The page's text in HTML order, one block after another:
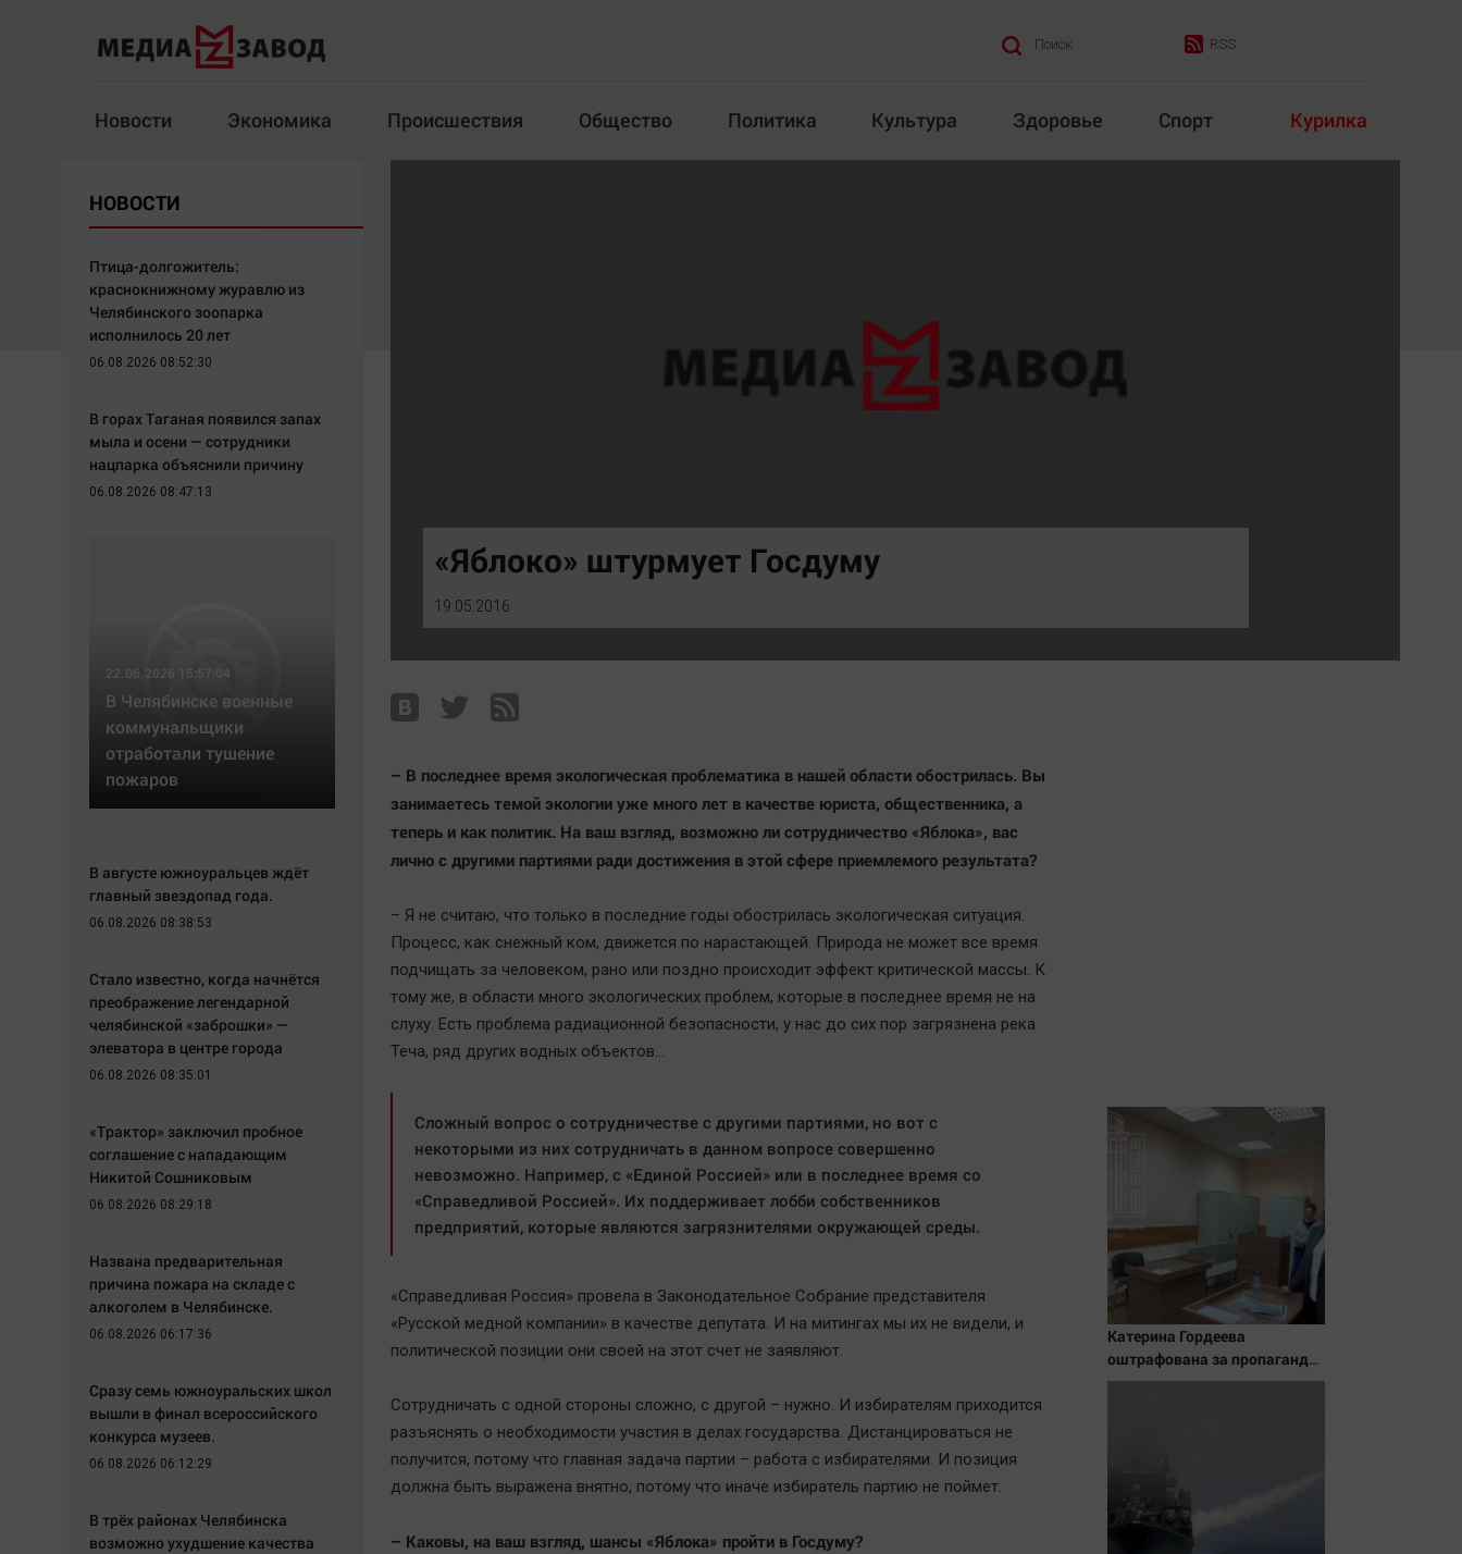
Поиск RSS
Новости Экономика Происшествия Общество Политика Культура Здоровье Спорт Курилка
Здоровье
Архив
Общество
Политика
Экономика
Технологии
Отраслевые темы
Медиаграмотность
Челябинск космический
Другие рубрики
English version
Online-консультация
Вкусное
Гороскоп
ЖКХ
Интервью
Отдых
Светская жизнь
Тенденции
«Яблоко» штурмует Госдуму
19.05.2016
– В последнее время экологическая проблематика в нашей области обострилась. Вы
занимаетесь темой экологии уже много лет в качестве юриста, общественника, а
теперь и как политик. На ваш взгляд, возможно ли сотрудничество «Яблока», вас
лично с другими партиями ради достижения в этой сфере приемлемого результата?
– Я не считаю, что только в последние годы обострилась экологическая ситуация.
Процесс, как снежный ком, движется по нарастающей. Природа не может все время
подчищать за человеком, рано или поздно происходит эффект критической массы. К
тому же, в области много экологических проблем, которые в последнее время не на
слуху. Есть проблема радиационной безопасности, у нас до сих пор загрязнена река
Теча, ряд других водных объектов…
Сложный вопрос о сотрудничестве с другими партиями, но вот с
некоторыми из них сотрудничать в данном вопросе совершенно
невозможно. Например, с «Единой Россией» или в последнее время со
«Справедливой Россией». Их поддерживает лобби собственников
предприятий, которые являются загрязнителями окружающей среды.
«Справедливая Россия» провела в Законодательное Собрание представителя
«Русской медной компании» в качестве депутата. И на митингах мы их не видели, и
политической позиции они своей на этот счет не заявляют.
Сотрудничать с одной стороны сложно, с другой – нужно. И избирателям приходится
разъяснять о необходимости участия в делах государства. Дистанцироваться не
получится, потому что главная задача партии – работа с избирателями. И позиция
должна быть выражена внятно, потому что иначе избиратель партию не поймет.
– Каковы, на ваш взгляд, шансы «Яблока» пройти в Госдуму?
Катерина Гордеева
оштрафована за пропаганду
ЛГБТ в интернете - Новости
НОВОСТИ
Птица-долгожитель:
краснокнижному журавлю из
Челябинского зоопарка
исполнилось 20 лет
06.08.2026 08:52:30
В горах Таганая появился запах
мыла и осени — сотрудники
нацпарка объяснили причину
06.08.2026 08:47:13
22.06.2026 15:57:04
В Челябинске военные
коммунальщики
отработали тушение
пожаров
В августе южноуральцев ждёт
главный звездопад года.
06.08.2026 08:38:53
Стало известно, когда начнётся
преображение легендарной
челябинской «заброшки» —
элеватора в центре города
06.08.2026 08:35:01
«Трактор» заключил пробное
соглашение с нападающим
Никитой Сошниковым
06.08.2026 08:29:18
Названа предварительная
причина пожара на складе с
алкоголем в Челябинске.
06.08.2026 06:17:36
Сразу семь южноуральских школ
вышли в финал всероссийского
конкурса музеев.
06.08.2026 06:12:29
В трёх районах Челябинска
возможно ухудшение качества